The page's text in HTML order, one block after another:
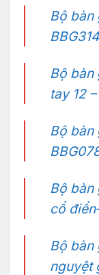
Bộ bàn
BBG314
Bộ bàn
tay 12
Bộ bàn
Bộ bàn
cổ
Bộ bàn
nguyệt